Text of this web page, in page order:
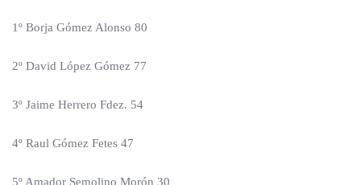
1º Borja Gómez Alonso 80
2º David López Gómez 77
3º Jaime Herrero Fdez. 54
4º Raul Gómez Fetes 47
5º Amador Semolino Morón 30